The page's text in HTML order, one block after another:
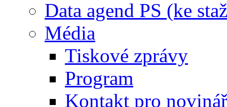
Data agend PS (ke
Média
Tiskové zprávy
Program
Kontakt pro